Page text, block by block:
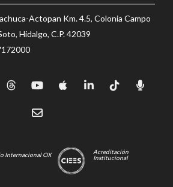
Actopan Km. 4.5, Colonia Campo
Hidalgo, C.P. 42039
Internacional OX
Acreditación
Institucional